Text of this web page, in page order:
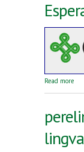
Read more